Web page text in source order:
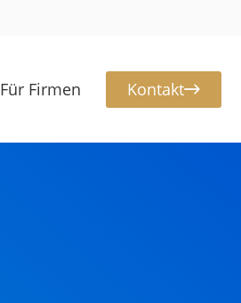
Für Firmen Kontakt